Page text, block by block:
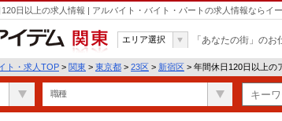
日以上の求人情報 | アルバイト・バイト・パートの求人情報ならイ
関東
エリア選択 「あなたの街」の
ト・求人TOP > 関東 > 東京都 > 23区 > 新宿区 > 年間休日120日以上の
職種